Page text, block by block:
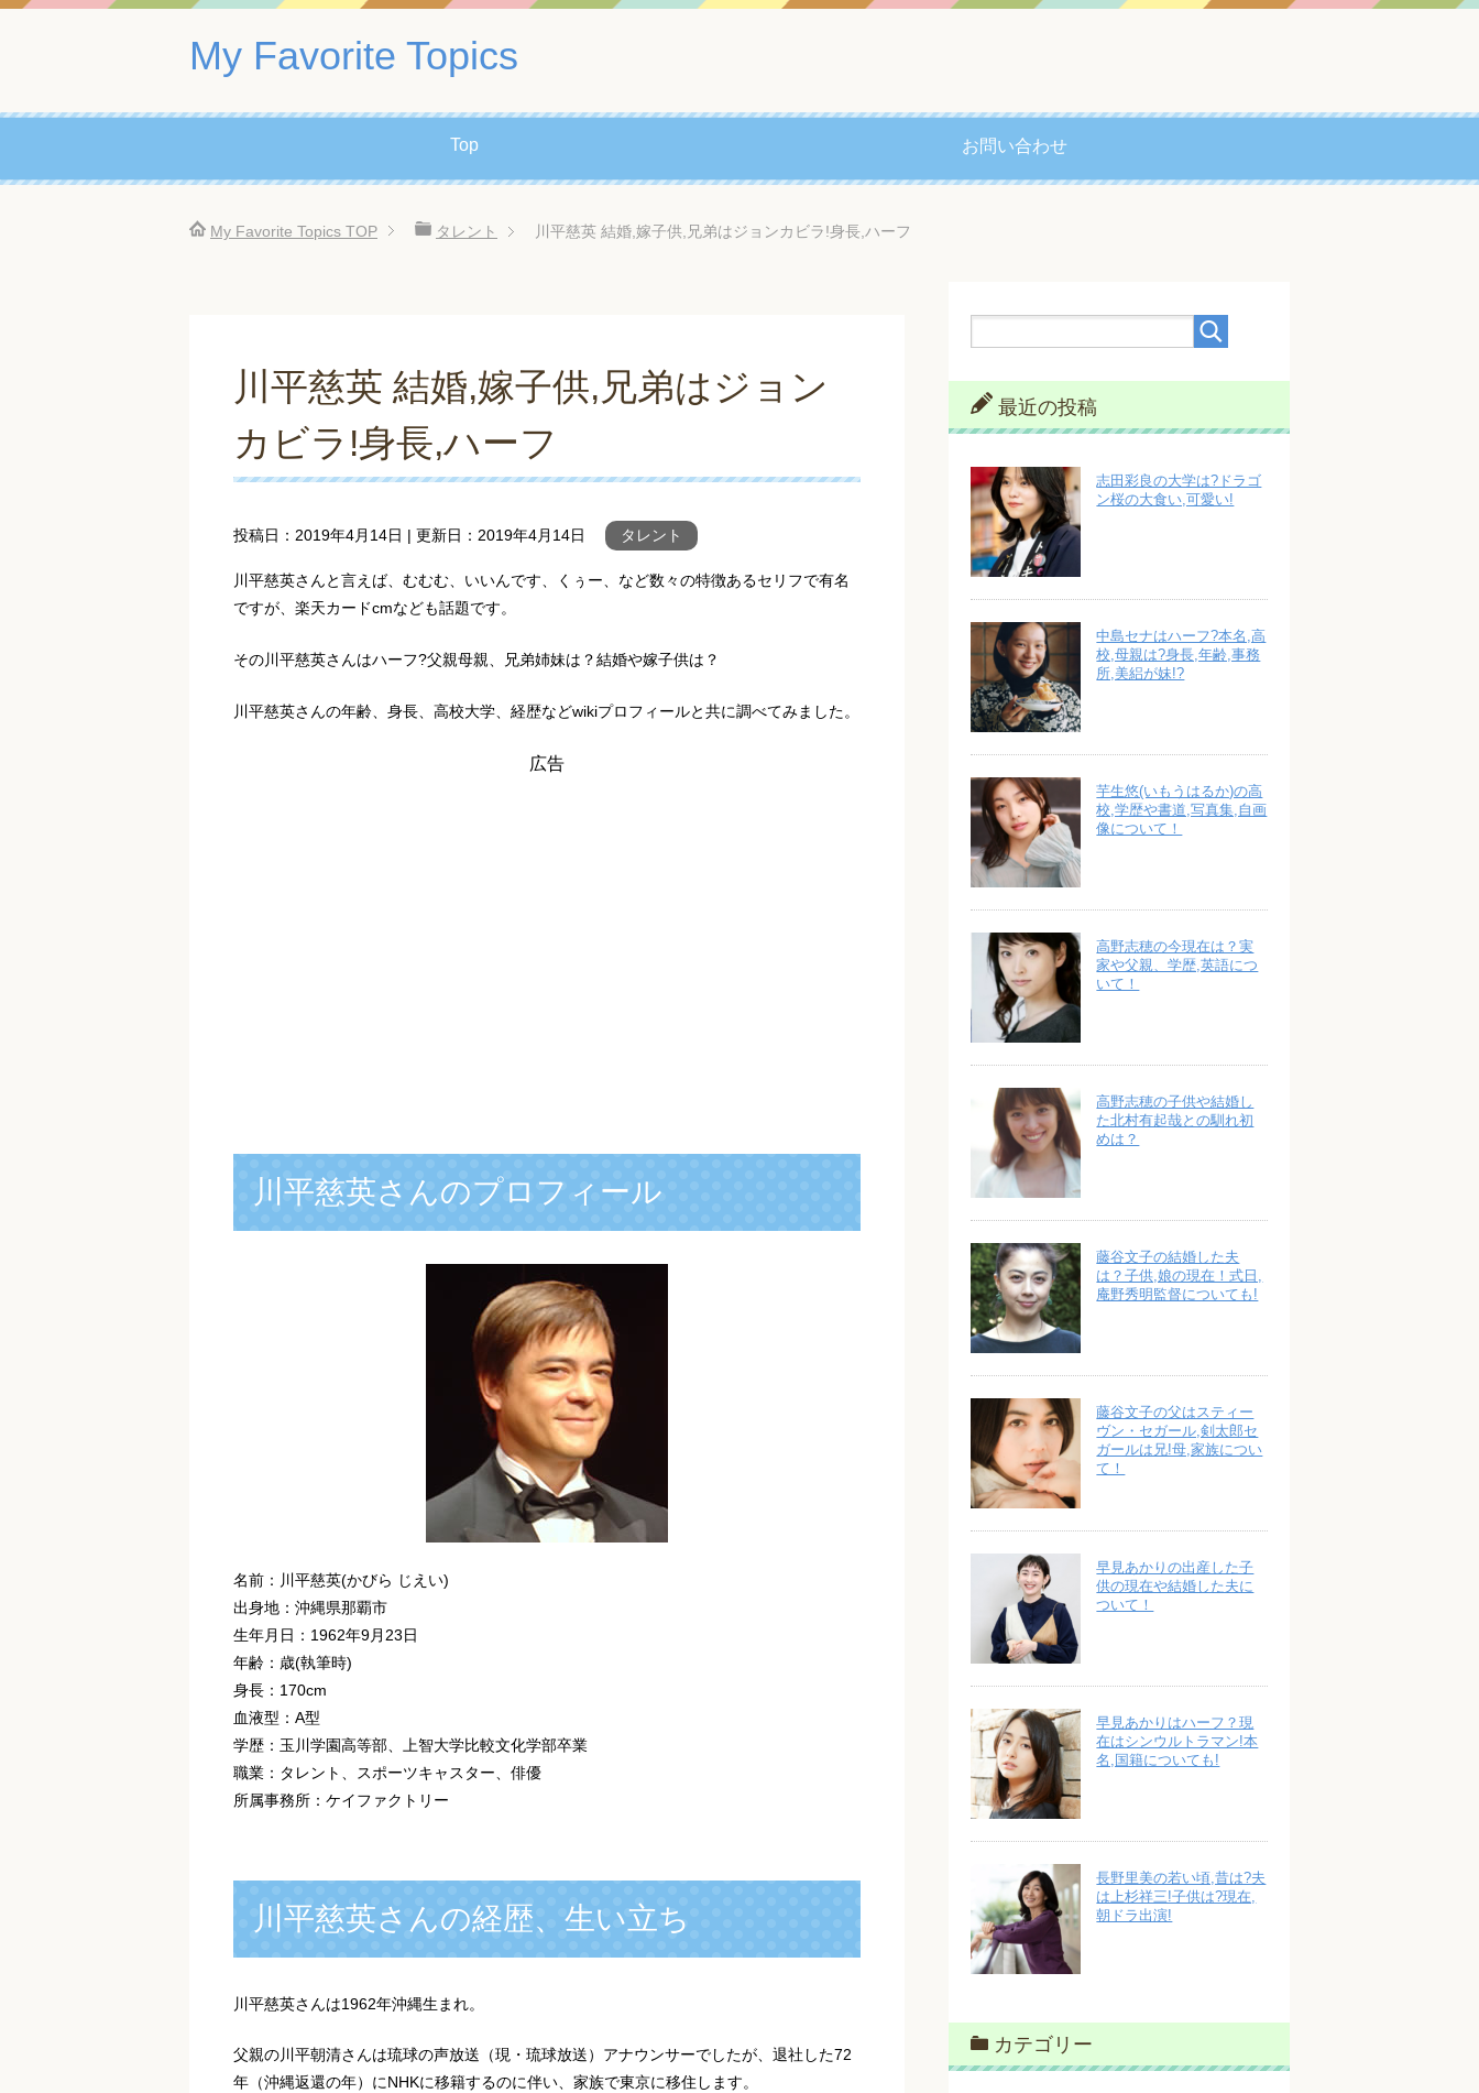
My Favorite Topics
Top お問い合わせ
My Favorite Topics TOP タレント 川平慈英 結婚,嫁子供,兄弟はジョンカビラ!身長,ハーフ
川平慈英 結婚,嫁子供,兄弟はジョン
カビラ!身長,ハーフ
投稿日： 2019年4月14日 | 更新日： 2019年4月14日 タレント
川平慈英さんと言えば、むむむ、いいんです、くぅー、など数々の特徴あるセリフで有名
ですが、楽天カードcmなども話題です。
その川平慈英さんはハーフ?父親母親、兄弟姉妹は？結婚や嫁子供は？
川平慈英さんの年齢、身長、高校大学、経歴などwikiプロフィールと共に調べてみました。
広告
川平慈英さんのプロフィール
名前：川平慈英(かびら じえい)
出身地：沖縄県那覇市
生年月日：1962年9月23日
年齢：歳(執筆時)
身長：170cm
血液型：A型
学歴：玉川学園高等部、上智大学比較文化学部卒業
職業：タレント、スポーツキャスター、俳優
所属事務所：ケイファクトリー
川平慈英さんの経歴、生い立ち
川平慈英さんは1962年沖縄生まれ。
父親の川平朝清さんは琉球の声放送（現・琉球放送）アナウンサーでしたが、退社した72
年（沖縄返還の年）にNHKに移籍するのに伴い、家族で東京に移住します。
最近の投稿
志田彩良の大学は?ドラゴ
ン桜の大食い,可愛い!
中島セナはハーフ?本名,高
校,母親は?身長,年齢,事務
所,美絽が妹!?
芋生悠(いもうはるか)の高
校,学歴や書道,写真集,自画
像について！
高野志穂の今現在は？実
家や父親、学歴,英語につ
いて！
高野志穂の子供や結婚し
た北村有起哉との馴れ初
めは？
藤谷文子の結婚した夫
は？子供,娘の現在！式日,
庵野秀明監督についても!
藤谷文子の父はスティー
ヴン・セガール,剣太郎セ
ガールは兄!母,家族につい
て！
早見あかりの出産した子
供の現在や結婚した夫に
ついて！
早見あかりはハーフ？現
在はシンウルトラマン!本
名,国籍についても!
長野里美の若い頃,昔は?夫
は上杉祥三!子供は?現在,
朝ドラ出演!
カテゴリー